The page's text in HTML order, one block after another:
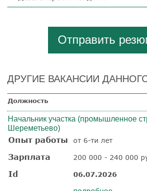
Отправить
ДРУГИЕ ВАКАНСИИ
Должность
Начальник участка (промышленное
Шереметьево)
Опыт работы от 6-ти лет
Зарплата 200 000 - 240 000
Id 06.07.2026